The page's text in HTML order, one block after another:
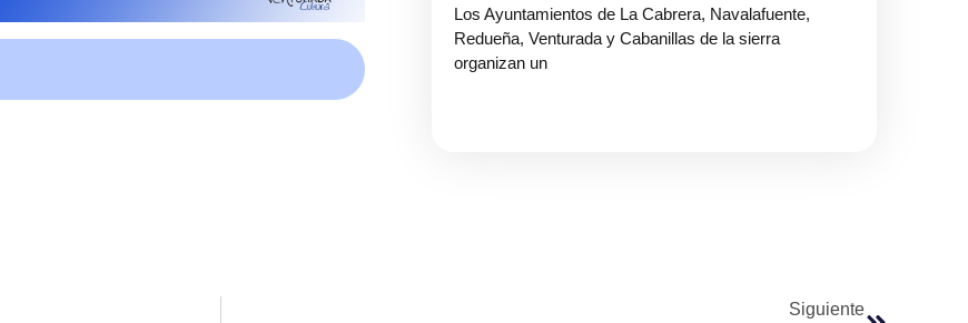
Los Ayuntamientos de La Cabrera, Navalafuente,
Redueña, Venturada y Cabanillas de la sierra
organizan un
Siguiente